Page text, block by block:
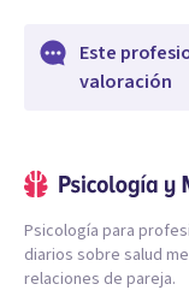
Este
valoración
Psicología para
diarios sobre salud
relaciones de pareja.